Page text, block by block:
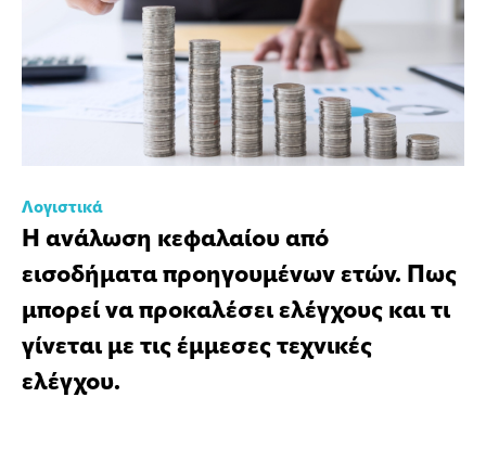
Λογιστικά
Η ανάλωση κεφαλαίου από
εισοδήματα προηγουμένων ετών. Πως
μπορεί να προκαλέσει ελέγχους και τι
γίνεται με τις έμμεσες τεχνικές
ελέγχου.